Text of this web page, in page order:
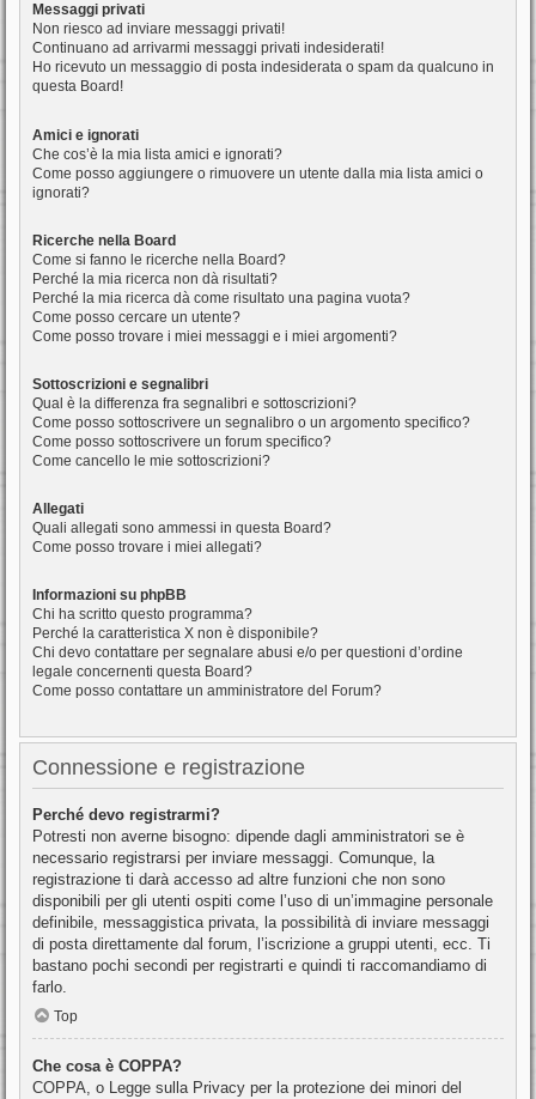
Messaggi privati
Non riesco ad inviare messaggi privati!
Continuano ad arrivarmi messaggi privati indesiderati!
Ho ricevuto un messaggio di posta indesiderata o spam da qualcuno in
questa Board!
Amici e ignorati
Che cos’è la mia lista amici e ignorati?
Come posso aggiungere o rimuovere un utente dalla mia lista amici o
ignorati?
Ricerche nella Board
Come si fanno le ricerche nella Board?
Perché la mia ricerca non dà risultati?
Perché la mia ricerca dà come risultato una pagina vuota?
Come posso cercare un utente?
Come posso trovare i miei messaggi e i miei argomenti?
Sottoscrizioni e segnalibri
Qual è la differenza fra segnalibri e sottoscrizioni?
Come posso sottoscrivere un segnalibro o un argomento specifico?
Come posso sottoscrivere un forum specifico?
Come cancello le mie sottoscrizioni?
Allegati
Quali allegati sono ammessi in questa Board?
Come posso trovare i miei allegati?
Informazioni su phpBB
Chi ha scritto questo programma?
Perché la caratteristica X non è disponibile?
Chi devo contattare per segnalare abusi e/o per questioni d’ordine
legale concernenti questa Board?
Come posso contattare un amministratore del Forum?
Connessione e registrazione
Perché devo registrarmi?
Potresti non averne bisogno: dipende dagli amministratori se è
necessario registrarsi per inviare messaggi. Comunque, la
registrazione ti darà accesso ad altre funzioni che non sono
disponibili per gli utenti ospiti come l’uso di un’immagine personale
definibile, messaggistica privata, la possibilità di inviare messaggi
di posta direttamente dal forum, l’iscrizione a gruppi utenti, ecc. Ti
bastano pochi secondi per registrarti e quindi ti raccomandiamo di
farlo.
Top
Che cosa è COPPA?
COPPA, o Legge sulla Privacy per la protezione dei minori del